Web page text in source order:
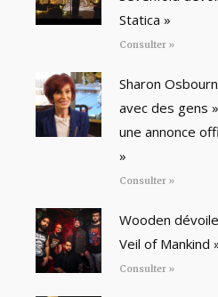
Statica »
Consulter »
Sharon
avec des gens
une annonce
»
Consulter »
Wooden
Veil of Mankind
Consulter »